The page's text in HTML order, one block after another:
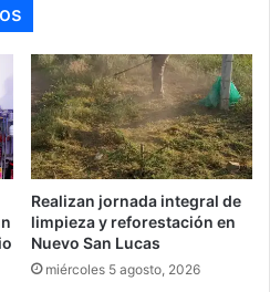
Realizan jornada integral de
limpieza y reforestación en
Nuevo San Lucas
miércoles 5 agosto, 2026